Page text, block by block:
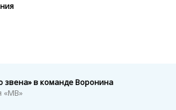
звена» в команде Воронина
«МВ»